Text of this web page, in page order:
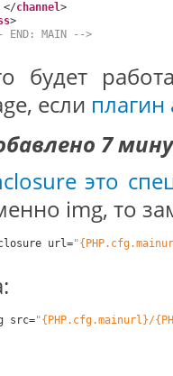
</channel>
>
END: MAIN -->
будет
если плагин
7
это
img, то
url=
src="{PHP.cfg.mainurl}/